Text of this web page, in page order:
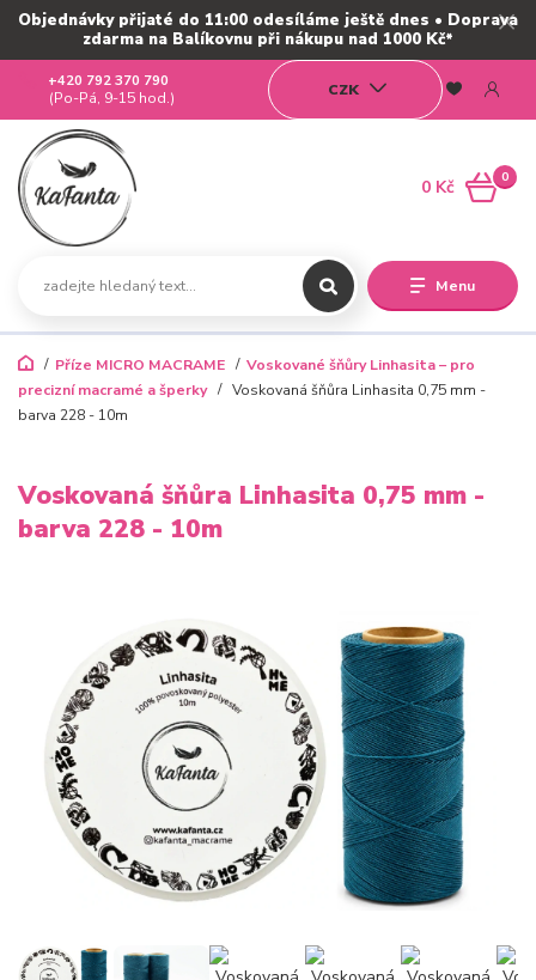
Objednávky přijaté do 11:00 odesíláme ještě dnes • Doprava
zdarma na Balíkovnu při nákupu nad 1000 Kč*
Menu
CZK
+420 792 370 790
(Po-Pá, 9-15 hod.)
0
0 Kč
Příze MICRO MACRAME
Voskované šňůry Linhasita – pro
precizní macramé a šperky
Voskovaná šňůra Linhasita 0,75 mm -
barva 228 - 10m
Voskovaná šňůra Linhasita 0,75 mm -
barva 228 - 10m